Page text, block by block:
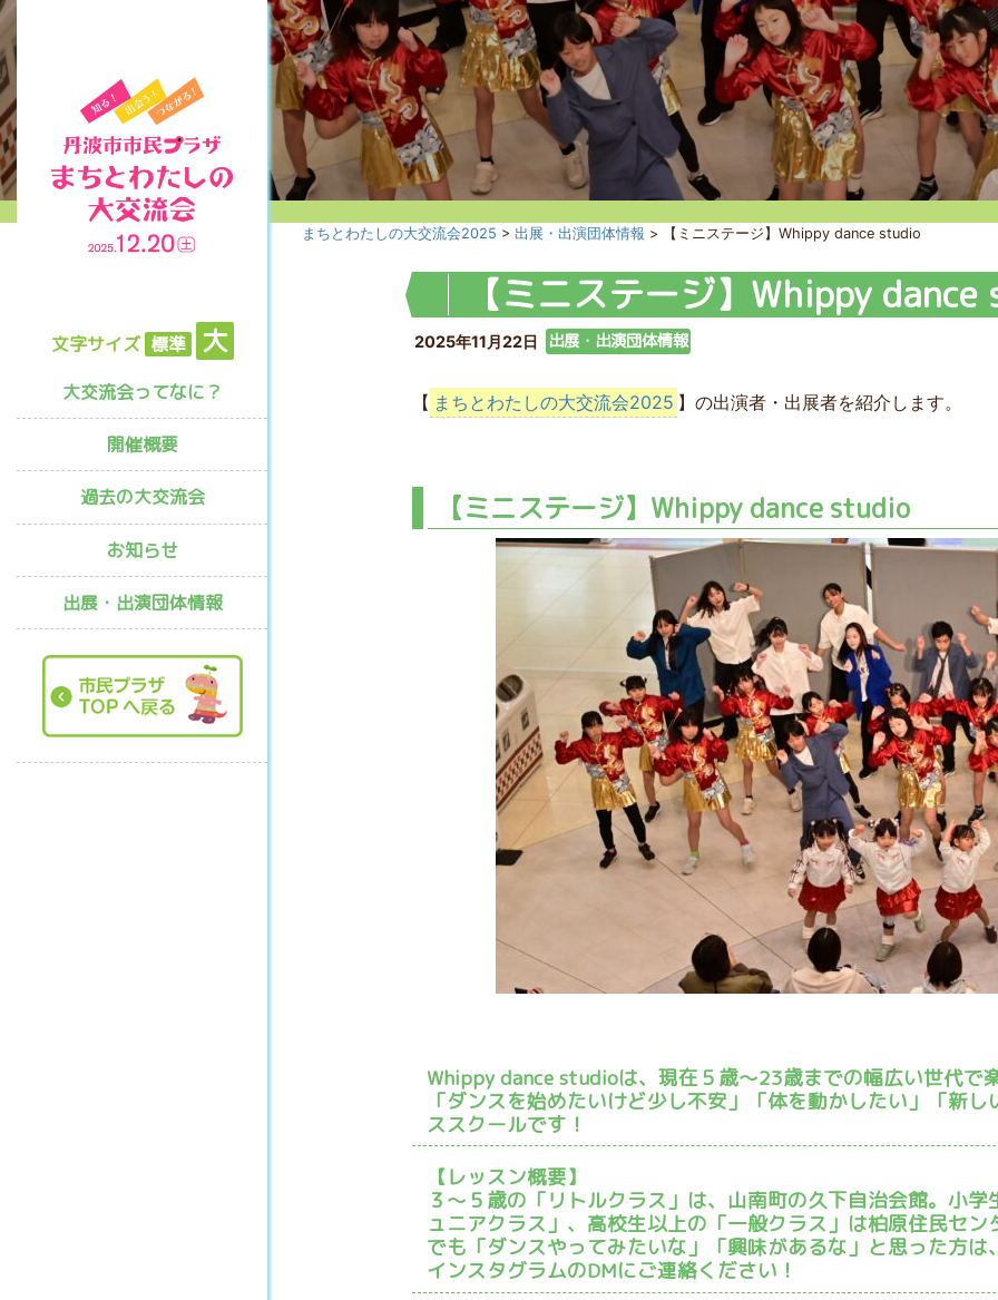
文字サイズ 標準 大
大交流会ってなに？
開催概要
過去の大交流会
お知らせ
出展・出演団体情報
まちとわたしの大交流会2025 > 出展・出演団体情報 > 【ミニステージ】Whippy dance studio
【ミニステージ】Whippy
2025年11月22日 出展・出演団体情報
【 まちとわたしの大交流会2025 】の出演者・出展者を紹介します。
【ミニステージ】Whippy dance studio
Whippy dance studioは、現在５歳〜23歳までの幅広い世代で
「ダンスを始めたいけど少し不安」「体を動かしたい」「新
ススクールです！
【レッスン概要】
３〜５歳の「リトルクラス」は、山南町の久下自治会館。小
ュニアクラス」、高校生以上の「一般クラス」は柏原住民セ
でも「ダンスやってみたいな」「興味があるな」と思った方
インスタグラムのDMにご連絡ください！